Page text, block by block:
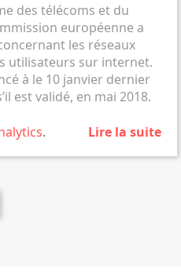
.
des télécoms et du
européenne a
les réseaux
utilisateurs sur internet.
à le 10 janvier dernier
est validé, en mai 2018.
Lire la suite